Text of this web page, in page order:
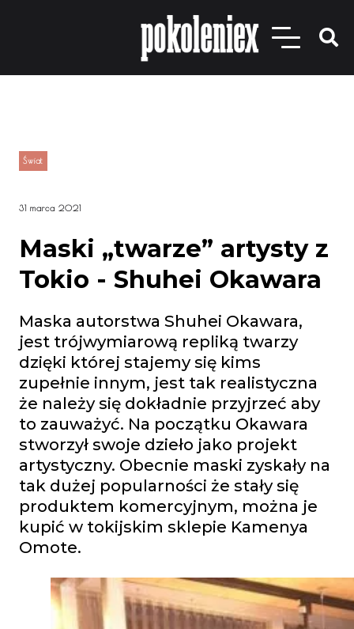
Świat
31 marca 2021
Maski „twarze” artysty z
Tokio - Shuhei Okawara
Maska autorstwa Shuhei Okawara,
jest trójwymiarową repliką twarzy
dzięki której stajemy się kims
zupełnie innym, jest tak realistyczna
że należy się dokładnie przyjrzeć aby
to zauważyć. Na początku Okawara
stworzył swoje dzieło jako projekt
artystyczny. Obecnie maski zyskały na
tak dużej popularności że stały się
produktem komercyjnym, można je
kupić w tokijskim sklepie Kamenya
Omote.